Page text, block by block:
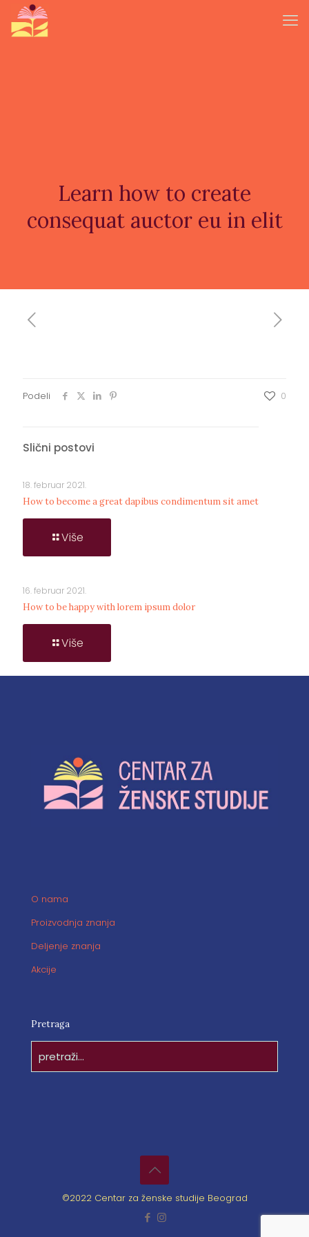
Learn how to create
consequat auctor eu in elit
Podeli 0
Slični postovi
18. februar 2021.
How to become a great dapibus condimentum sit amet
Više
16. februar 2021.
How to be happy with lorem ipsum dolor
Više
O nama
Proizvodnja znanja
Deljenje znanja
Akcije
Pretraga
©2022 Centar za ženske studije Beograd